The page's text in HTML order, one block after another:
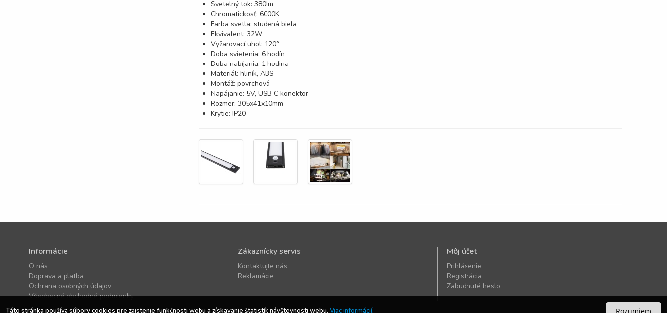
Svetelný tok: 380lm
Chromatickosť: 6000K
Farba svetla: studená biela
Ekvivalent: 32W
Vyžarovací uhol: 120°
Doba svietenia: 6 hodín
Doba nabíjania: 1 hodina
Materiál: hliník, ABS
Montáž: povrchová
Napájanie: 5V, USB C konektor
Rozmer: 305x41x10mm
Krytie: IP20
Informácie
O nás
Doprava a platba
Ochrana osobných údajov
Všeobecné obchodné podmienky
Zákaznícky servis
Kontaktujte nás
Reklamácie
Môj účet
Prihlásenie
Registrácia
Zabudnuté heslo
Táto stránka používa súbory cookies pre zaistenie funkčnosti webu a získavanie štatistík návštevnosti webu. Viac informácií. Rozumiem